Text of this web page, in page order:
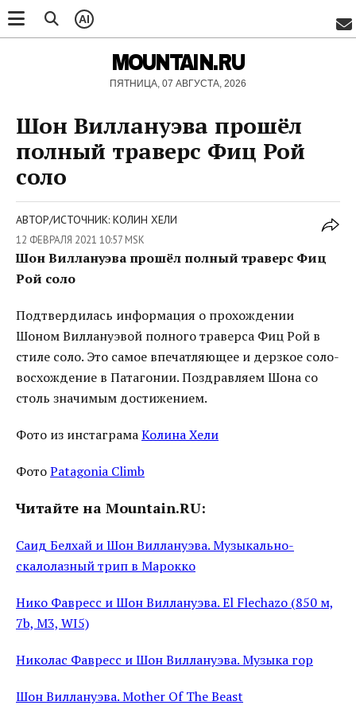
AI
MOUNTAIN.RU
ПЯТНИЦА, 07 АВГУСТА, 2026
Шон Виллануэва прошёл
полный траверс Фиц Рой
соло
АВТОР/ИСТОЧНИК: КОЛИН ХЕЛИ
12 ФЕВРАЛЯ 2021 10:57 MSK
Шон Виллануэва прошёл полный траверс Фиц
Рой соло
Подтвердилась информация о прохождении
Шоном Виллануэвой полного траверса Фиц Рой в
стиле соло. Это самое впечатляющее и дерзкое соло-
восхождение в Патагонии. Поздравляем Шона со
столь значимым достижением.
Фото из инстаграмаКолина Хели
ФотоPatagonia Climb
Читайте на Mountain.RU:
Саид Белхай и Шон Виллануэва. Музыкально-
скалолазный трип в Марокко
Нико Фавресс и Шон Виллануэва. El Flechazo (850 м,
7b, M3, WI5)
Николас Фавресс и Шон Виллануэва. Музыка гор
Шон Виллануэва. Mother Of The Beast